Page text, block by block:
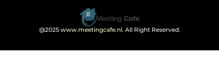
@2025 www.meetingcafe.nl. All Right Reserved.